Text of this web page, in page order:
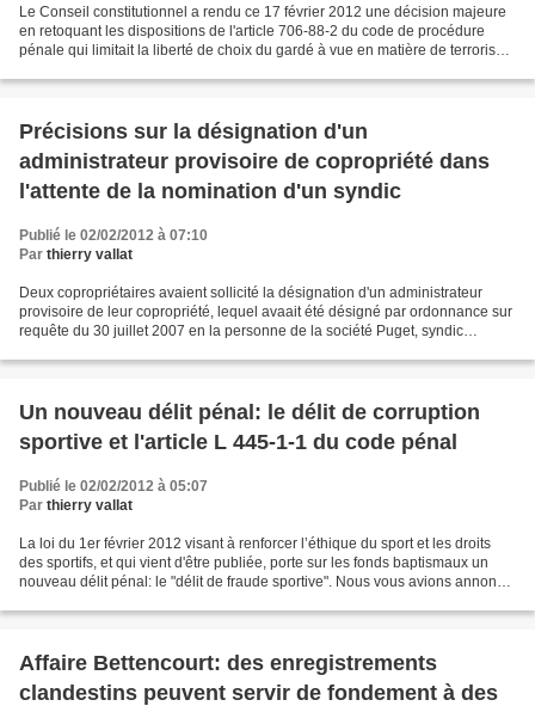
Le Conseil constitutionnel a rendu ce 17 février 2012 une décision majeure
en retoquant les dispositions de l'article 706-88-2 du code de procédure
pénale qui limitait la liberté de choix du gardé à vue en matière de terrorisme
Précisions sur la désignation d'un
administrateur provisoire de copropriété dans
l'attente de la nomination d'un syndic
Publié le 02/02/2012 à 07:10
Par thierry vallat
Deux copropriétaires avaient sollicité la désignation d'un administrateur
provisoire de leur copropriété, lequel avaait été désigné par ordonnance sur
requête du 30 juillet 2007 en la personne de la société Puget, syndic
Un nouveau délit pénal: le délit de corruption
sportive et l'article L 445-1-1 du code pénal
Publié le 02/02/2012 à 05:07
Par thierry vallat
La loi du 1er février 2012 visant à renforcer l’éthique du sport et les droits
des sportifs, et qui vient d'être publiée, porte sur les fonds baptismaux un
nouveau délit pénal: le "délit de fraude sportive". Nous vous avions annoncé
nouveau-delit-penal-de-fraude-en-matiere-de-sport-70089205.html)...
Affaire Bettencourt: des enregistrements
clandestins peuvent servir de fondement à des